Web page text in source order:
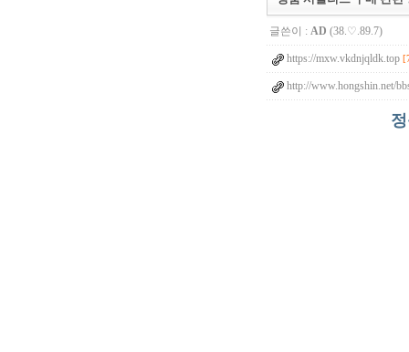
글쓴이 : AD (38.♡.89.7)
https://mxw.vkdnjqldk.top
http://www.hongshin.net/